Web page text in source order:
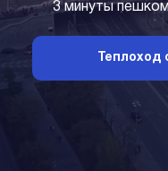
3 минуты пешком